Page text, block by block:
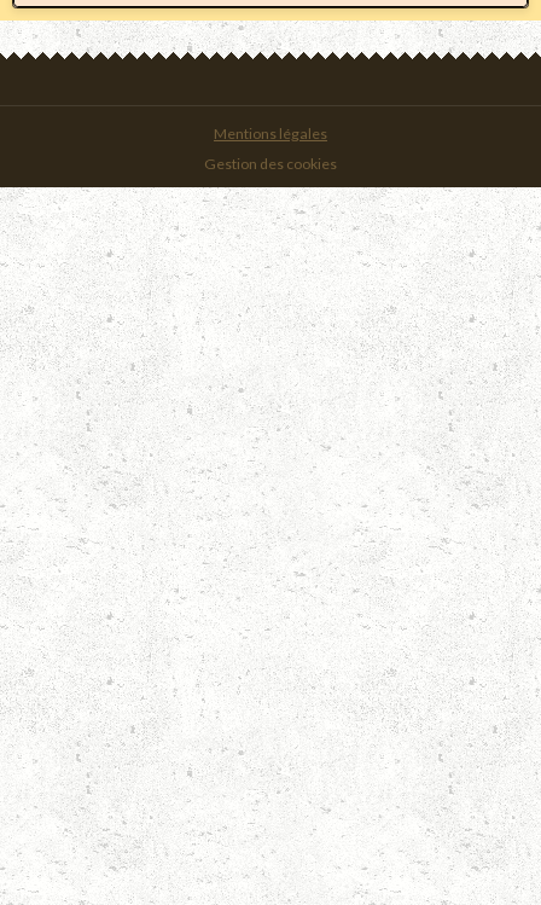
Mentions légales
Gestion des cookies